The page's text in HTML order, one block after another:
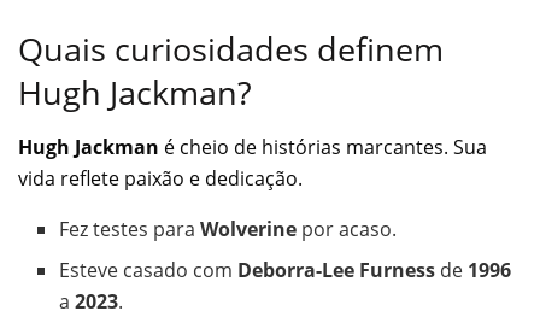
Quais curiosidades definem
Hugh Jackman?
Hugh Jackman é cheio de histórias marcantes. Sua
vida reflete paixão e dedicação.
Fez testes paraWolverine por acaso.
Esteve casado com Deborra-Lee Furness de 1996
a2023.